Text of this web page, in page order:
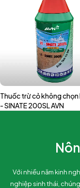
Thuốc trừ cỏ không chọn
- SINATE 200SL AVN
Với nhiều năm kinh
nghiệp sinh thái,